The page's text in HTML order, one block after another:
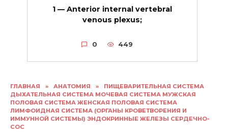
ГЛАВНАЯ » АНАТОМИЯ »
ПИЩЕВАРИТЕЛЬНАЯ СИСТЕМА
ДЫХАТЕЛЬНАЯ СИСТЕМА МОЧЕВАЯ СИСТЕМА МУЖСКАЯ
ПОЛОВАЯ СИСТЕМА ЖЕНСКАЯ ПОЛОВАЯ СИСТЕМА
ЛИМФОИДНАЯ СИСТЕМА (ОРГАНЫ КРОВЕТВОРЕНИЯ И
ИММУННОЙ СИСТЕМЫ) ЭНДОКРИННЫЕ ЖЕЛЕЗЫ СЕРДЕЧНО-
СОС
1 — Anterior internal vertebral
venous plexus;
0 449